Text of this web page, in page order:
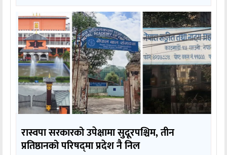
रास्वपा सरकारको उपेक्षामा सुदूरपश्चिम, तीन
प्रतिष्ठानको परिषद्‌मा प्रदेश नै निल